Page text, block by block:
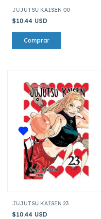
JUJUTSU KAISEN 00
$10.44 USD
JUJUTSU KAISEN 23
$10.44 USD